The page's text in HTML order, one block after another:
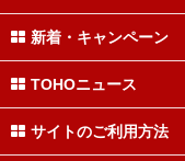
新着・キャンペーン
TOHOニュース
サイトのご利用方法